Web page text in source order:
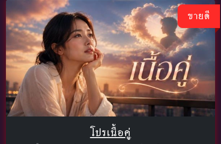
ขายดี
โปรเนื้อคู่